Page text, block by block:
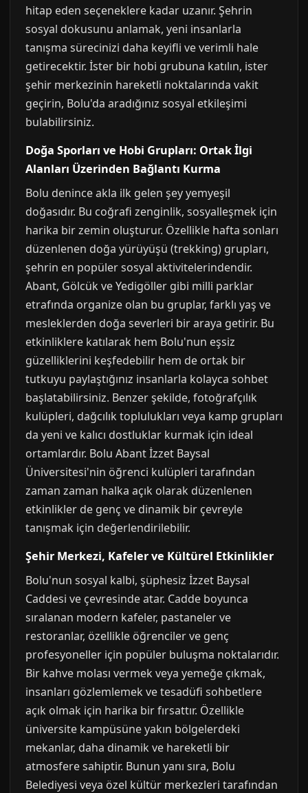
hitap eden seçeneklere kadar uzanır. Şehrin
sosyal dokusunu anlamak, yeni insanlarla
tanışma sürecinizi daha keyifli ve verimli hale
getirecektir. İster bir hobi grubuna katılın, ister
şehir merkezinin hareketli noktalarında vakit
geçirin, Bolu'da aradığınız sosyal etkileşimi
bulabilirsiniz.
Doğa Sporları ve Hobi Grupları: Ortak İlgi
Alanları Üzerinden Bağlantı Kurma
Bolu denince akla ilk gelen şey yemyeşil
doğasıdır. Bu coğrafi zenginlik, sosyalleşmek için
harika bir zemin oluşturur. Özellikle hafta sonları
düzenlenen doğa yürüyüşü (trekking) grupları,
şehrin en popüler sosyal aktivitelerindendir.
Abant, Gölcük ve Yedigöller gibi milli parklar
etrafında organize olan bu gruplar, farklı yaş ve
mesleklerden doğa severleri bir araya getirir. Bu
etkinliklere katılarak hem Bolu'nun eşsiz
güzelliklerini keşfedebilir hem de ortak bir
tutkuyu paylaştığınız insanlarla kolayca sohbet
başlatabilirsiniz. Benzer şekilde, fotoğrafçılık
kulüpleri, dağcılık toplulukları veya kamp grupları
da yeni ve kalıcı dostluklar kurmak için ideal
ortamlardır. Bolu Abant İzzet Baysal
Üniversitesi'nin öğrenci kulüpleri tarafından
zaman zaman halka açık olarak düzenlenen
etkinlikler de genç ve dinamik bir çevreyle
tanışmak için değerlendirilebilir.
Şehir Merkezi, Kafeler ve Kültürel Etkinlikler
Bolu'nun sosyal kalbi, şüphesiz İzzet Baysal
Caddesi ve çevresinde atar. Cadde boyunca
sıralanan modern kafeler, pastaneler ve
restoranlar, özellikle öğrenciler ve genç
profesyoneller için popüler buluşma noktalarıdır.
Bir kahve molası vermek veya yemeğe çıkmak,
insanları gözlemlemek ve tesadüfi sohbetlere
açık olmak için harika bir fırsattır. Özellikle
üniversite kampüsüne yakın bölgelerdeki
mekanlar, daha dinamik ve hareketli bir
atmosfere sahiptir. Bunun yanı sıra, Bolu
Belediyesi veya özel kültür merkezleri tarafından